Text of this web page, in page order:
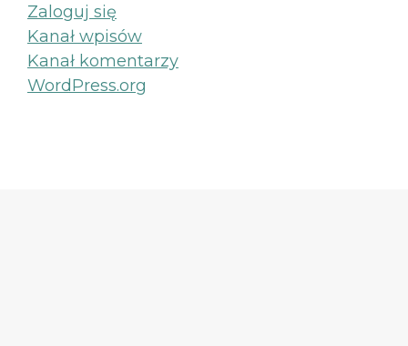
Zaloguj się
Kanał wpisów
Kanał komentarzy
WordPress.org